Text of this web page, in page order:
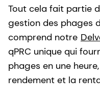
Tout cela fait partie
gestion des phages
comprend notre
qPRC unique qui
phages en une
rendement et la